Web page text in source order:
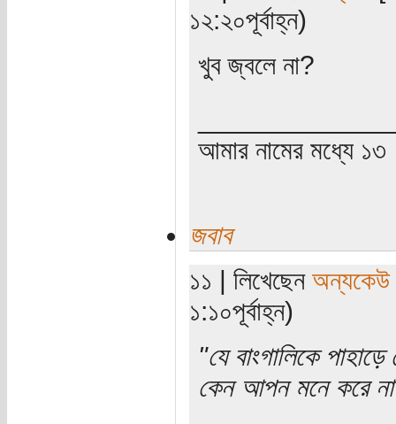
১২:২০পূর্বাহ্ন)
খুব জ্বলে না?
আমার নামের মধ্যে ১৩
জবাব
১১ | লিখেছেন অন্যকেউ
১:১০পূর্বাহ্ন)
"যে বাংগালিকে
কেন আপন মনে করে